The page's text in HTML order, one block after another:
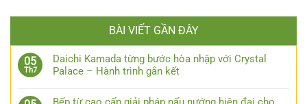
BÀI VIẾT GẦN ĐÂY
05
Th7
Daichi Kamada từng bước hòa nhập với Crystal
Palace – Hành trình gắn kết